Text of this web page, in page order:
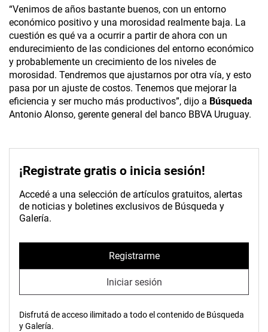
“Venimos de años bastante buenos, con un entorno
económico positivo y una morosidad realmente baja. La
cuestión es qué va a ocurrir a partir de ahora con un
endurecimiento de las condiciones del entorno económico
y probablemente un crecimiento de los niveles de
morosidad. Tendremos que ajustarnos por otra vía, y esto
pasa por un ajuste de costos. Tenemos que mejorar la
eficiencia y ser mucho más productivos”, dijo a Búsqueda
Antonio Alonso, gerente general del banco BBVA Uruguay.
¡Registrate gratis o inicia sesión!
Accedé a una selección de artículos gratuitos, alertas
de noticias y boletines exclusivos de Búsqueda y
Galería.
Registrarme
Iniciar sesión
Disfrutá de acceso ilimitado a todo el contenido de Búsqueda
y Galería.